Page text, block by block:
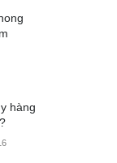
trẻ
hàng